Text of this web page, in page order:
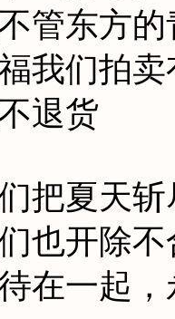
管东方
我们拍
退货
把夏天
也开除
在一起